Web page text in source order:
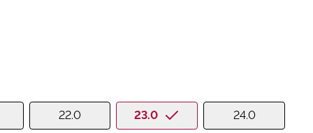
22.0 23.0 24.0